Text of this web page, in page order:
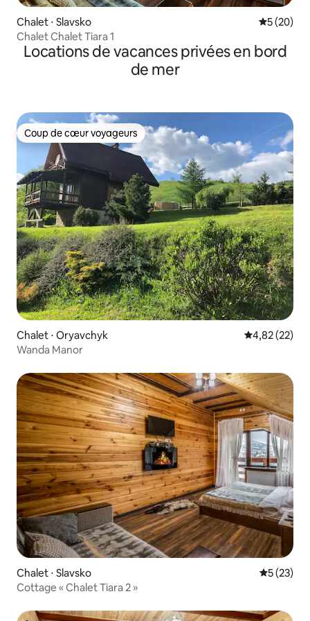
Chalet ⋅ Slavsko
5 (20)
Chalet Chalet Tiara 1
Locations de vacances privées en bord
de mer
Coup de cœur voyageurs
Coup de cœur voyageurs
Chalet ⋅ Oryavchyk Évaluation
4,82 (22)
Wanda Manor
Chalet ⋅ Slavsko
5 (23)
Cottage « Chalet Tiara 2 »